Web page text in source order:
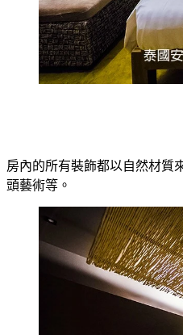
房內的所有裝飾都以自然材質
頭藝術等。